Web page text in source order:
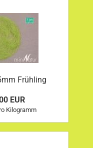
Frühling
EUR
Kilogramm